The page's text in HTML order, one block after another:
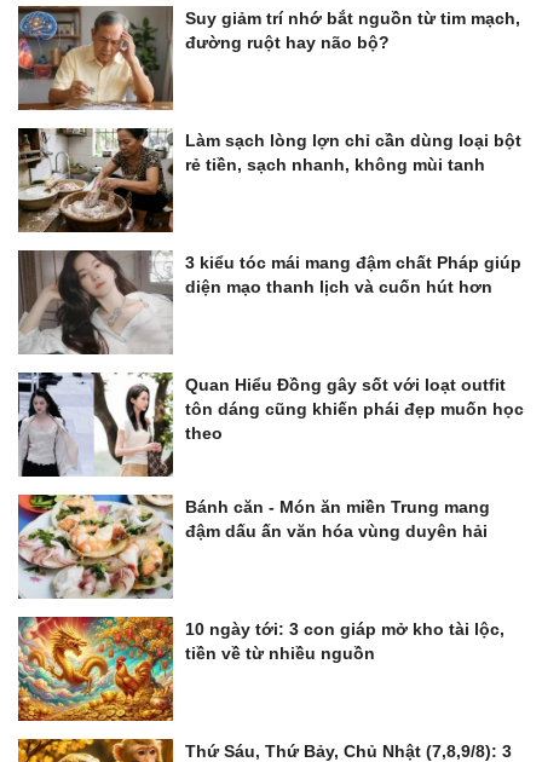
Suy giảm trí nhớ bắt nguồn từ tim mạch,
đường ruột hay não bộ?
Làm sạch lòng lợn chỉ cần dùng loại bột
rẻ tiền, sạch nhanh, không mùi tanh
3 kiểu tóc mái mang đậm chất Pháp giúp
diện mạo thanh lịch và cuốn hút hơn
Quan Hiểu Đồng gây sốt với loạt outfit
tôn dáng cũng khiến phái đẹp muốn học
theo
Bánh căn - Món ăn miền Trung mang
đậm dấu ấn văn hóa vùng duyên hải
10 ngày tới: 3 con giáp mở kho tài lộc,
tiền về từ nhiều nguồn
Thứ Sáu, Thứ Bảy, Chủ Nhật (7,8,9/8): 3